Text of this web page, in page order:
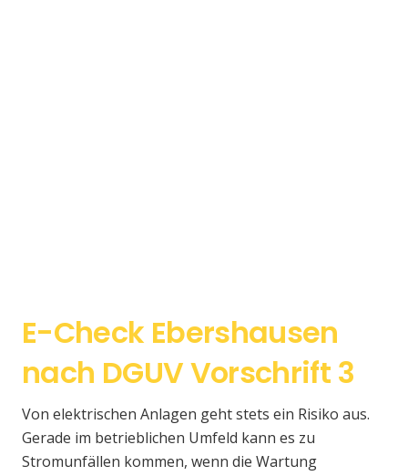
E-Check Ebershausen
nach DGUV Vorschrift 3
Von elektrischen Anlagen geht stets ein Risiko aus.
Gerade im betrieblichen Umfeld kann es zu
Stromunfällen kommen, wenn die Wartung